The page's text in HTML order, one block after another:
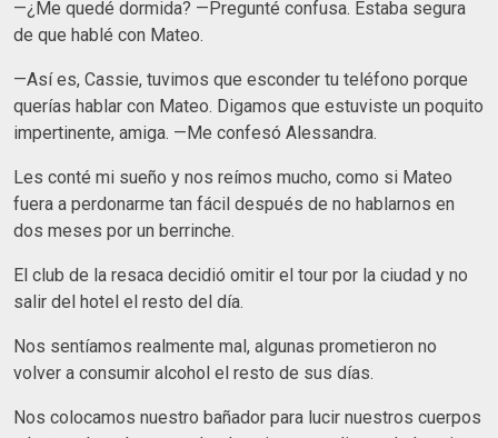
—¿Me quedé dormida? —Pregunté confusa. Estaba segura
de que hablé con Mateo.
—Así es, Cassie, tuvimos que esconder tu teléfono porque
querías hablar con Mateo. Digamos que estuviste un poquito
impertinente, amiga. —Me confesó Alessandra.
Les conté mi sueño y nos reímos mucho, como si Mateo
fuera a perdonarme tan fácil después de no hablarnos en
dos meses por un berrinche.
El club de la resaca decidió omitir el tour por la ciudad y no
salir del hotel el resto del día.
Nos sentíamos realmente mal, algunas prometieron no
volver a consumir alcohol el resto de sus días.
Nos colocamos nuestro bañador para lucir nuestros cuerpos